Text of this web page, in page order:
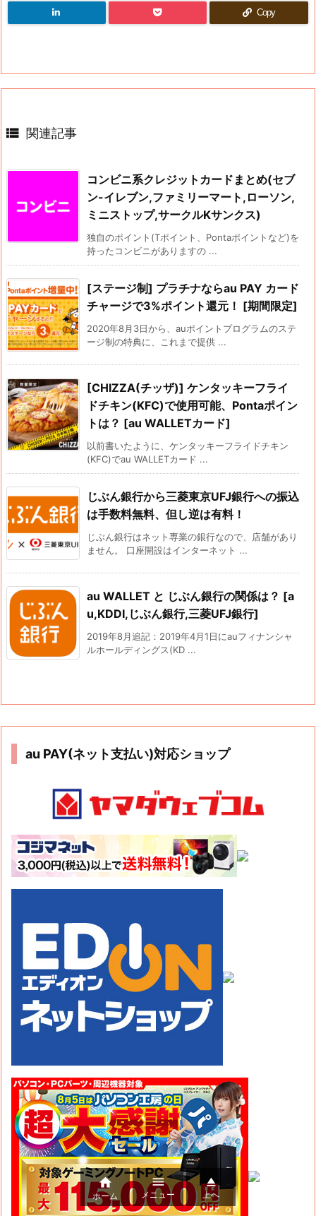
Copy
 関連記事
コンビニ系クレジットカードまとめ(セブ
ン-イレブン,ファミリーマート,ローソン,
ミニストップ,サークルKサンクス)
独自のポイント(Tポイント、Pontaポイントなど)を
持ったコンビニがありますの ...
[ステージ制] プラチナならau PAY カード
チャージで3%ポイント還元！ [期間限定]
2020年8月3日から、auポイントプログラムのステ
ージ制の特典に、これまで提供 ...
[CHIZZA(チッザ)] ケンタッキーフライ
ドチキン(KFC)で使用可能、Pontaポイン
トは？ [au WALLETカード]
以前書いたように、ケンタッキーフライドチキン
(KFC)でau WALLETカード ...
じぶん銀行から三菱東京UFJ銀行への振込
は手数料無料、但し逆は有料！
じぶん銀行はネット専業の銀行なので、店舗があり
ません。 口座開設はインターネット ...
au WALLET と じぶん銀行の関係は？ [a
u,KDDI,じぶん銀行,三菱UFJ銀行]
2019年8月追記：2019年4月1日にauフィナンシャ
ルホールディングス(KD ...
au PAY(ネット支払い)対応ショップ

ホーム

メニュー

上へ